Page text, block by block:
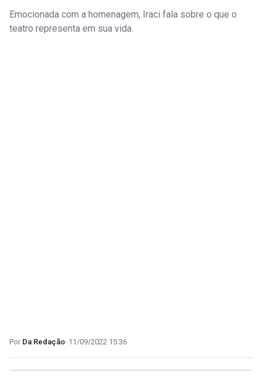
Emocionada com a homenagem, Iraci fala sobre o que o
teatro representa em sua vida.
Da Redação 11/09/2022 15:36